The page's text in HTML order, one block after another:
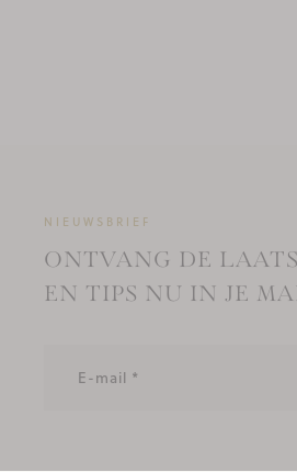
NIEUWSBRIEF
ONTVANG DE
EN TIPS NU IN JE